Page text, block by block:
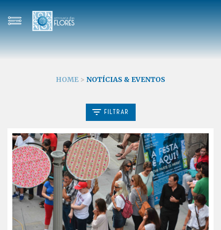
HOME > NOTÍCIAS & EVENTOS
FILTRAR